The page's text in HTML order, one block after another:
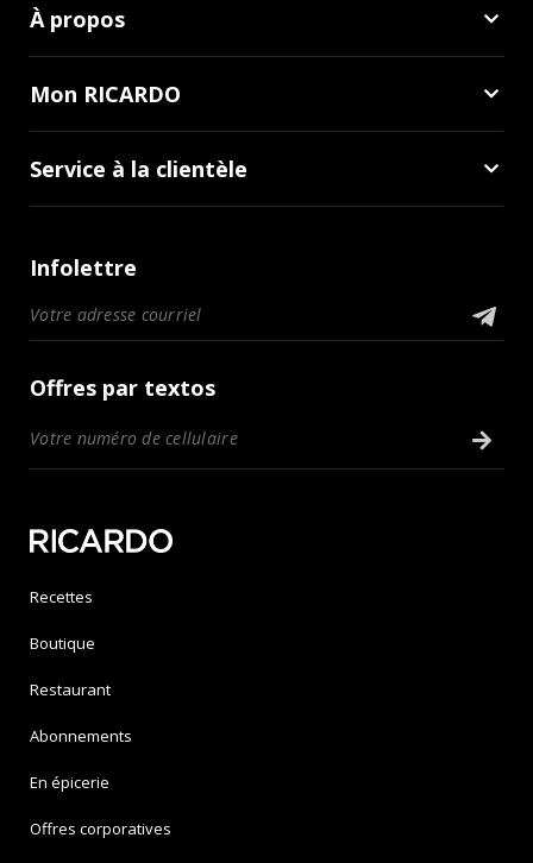
À propos
Mon RICARDO
Service à la clientèle
Infolettre
Offres par textos
Recettes
Boutique
Restaurant
Abonnements
En épicerie
Offres corporatives